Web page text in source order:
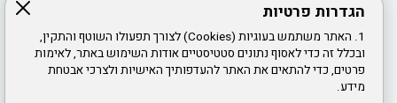
הגדרות פרטיות
1. האתר משתמש בעוגיות (Cookies) לצורך תפעולו השוטף והתקין,
ובכלל זה כדי לאסוף נתונים סטטיסטיים אודות השימוש באתר, לאימות
פרטים, כדי להתאים את האתר להעדפותיך האישיות ולצרכי אבטחת
מידע.
דרושים ומכרזי כוח אדם
חוק חופש המידע
אמנת שירות